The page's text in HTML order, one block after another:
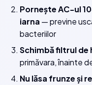
Pornește AC-ul
iarna — previne
bacteriilor
Schimbă filtrul de
primăvara, înainte
Nu lăsa frunze și